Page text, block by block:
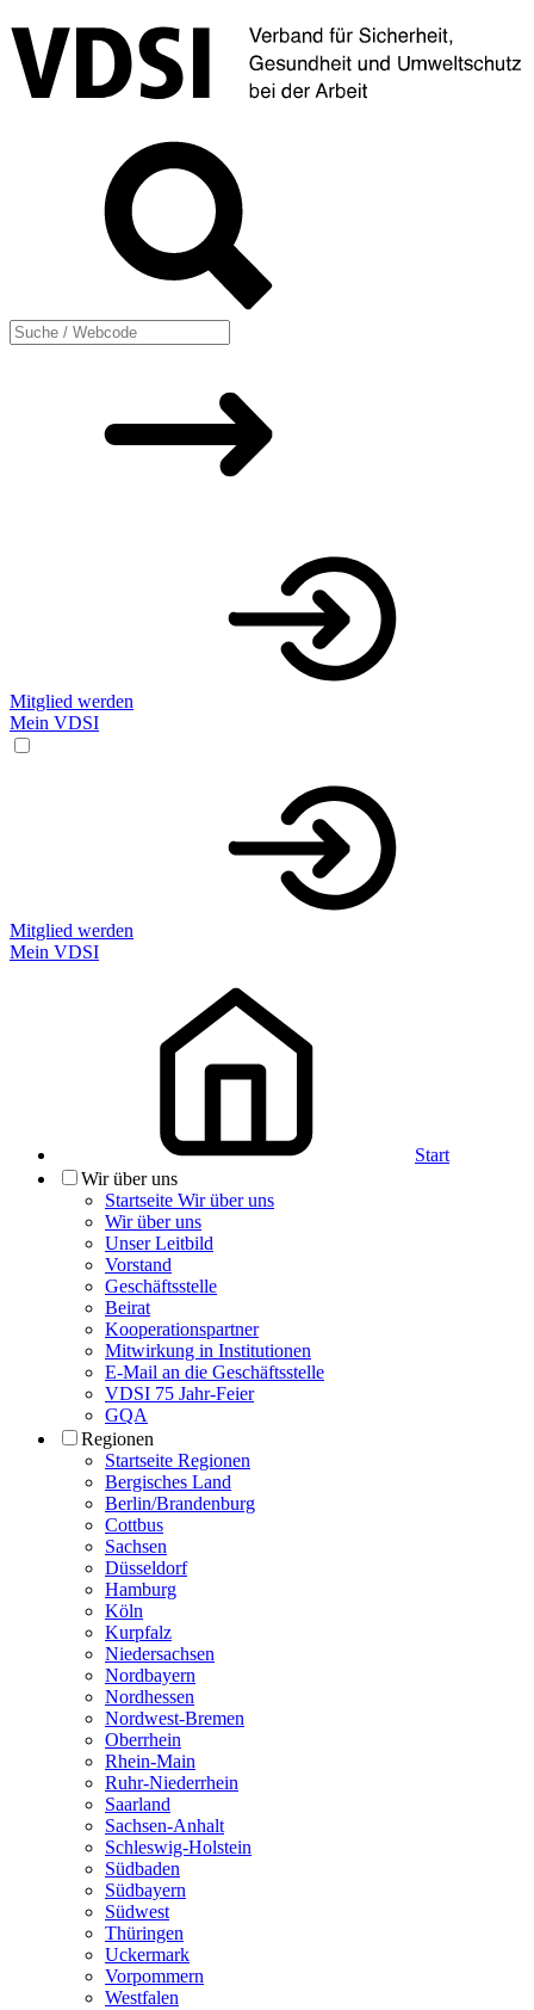
Mitglied werden
Mein VDSI
Mitglied werden
Mein VDSI
Start
Wir über uns
Startseite Wir über uns
Wir über uns
Unser Leitbild
Vorstand
Geschäftsstelle
Beirat
Kooperationspartner
Mitwirkung in Institutionen
E-Mail an die Geschäftsstelle
VDSI 75 Jahr-Feier
GQA
Regionen
Startseite Regionen
Bergisches Land
Berlin/Brandenburg
Cottbus
Sachsen
Düsseldorf
Hamburg
Köln
Kurpfalz
Niedersachsen
Nordbayern
Nordhessen
Nordwest-Bremen
Oberrhein
Rhein-Main
Ruhr-Niederrhein
Saarland
Sachsen-Anhalt
Schleswig-Holstein
Südbaden
Südbayern
Südwest
Thüringen
Uckermark
Vorpommern
Westfalen